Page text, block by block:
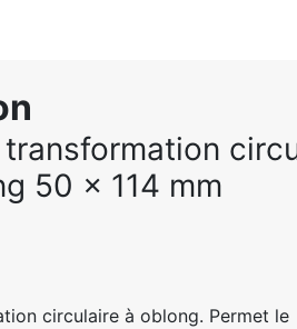
50 x 114 mm
circulaire à oblong. Permet le